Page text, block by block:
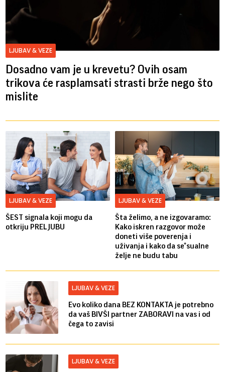
LJUBAV & VEZE
Dosadno vam je u krevetu? Ovih osam
trikova će rasplamsati strasti brže nego što
mislite
LJUBAV & VEZE
ŠEST signala koji mogu da
otkriju PRELJUBU
LJUBAV & VEZE
Šta želimo, a ne izgovaramo:
Kako iskren razgovor može
doneti više poverenja i
uživanja i kako da se*sualne
želje ne budu tabu
LJUBAV & VEZE
Evo koliko dana BEZ KONTAKTA je potrebno
da vaš BIVŠI partner ZABORAVI na vas i od
čega to zavisi
LJUBAV & VEZE